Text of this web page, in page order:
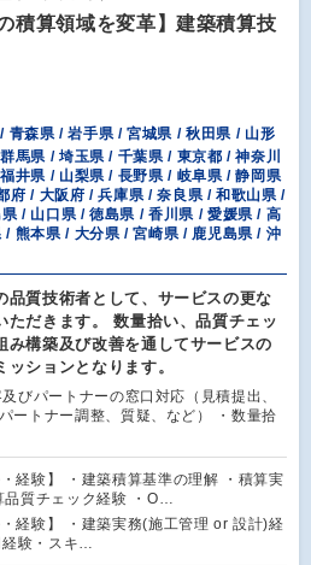
積算領域を変革】建築積算技
青森県 / 岩手県 / 宮城県 / 秋田県 / 山形
馬県 / 埼玉県 / 千葉県 / 東京都 / 神奈川
井県 / 山梨県 / 長野県 / 岐阜県 / 静岡県
府 / 大阪府 / 兵庫県 / 奈良県 / 和歌山県 /
/ 山口県 / 徳島県 / 香川県 / 愛媛県 / 高
熊本県 / 大分県 / 宮崎県 / 鹿児島県 / 沖
品質技術者として、サービスの更な
ただきます。 数量拾い、品質チェッ
み構築及び改善を通してサービスの
ションとなります。
びパートナーの窓口対応（見積提出、
ートナー調整、質疑、など） ・数量拾
・経験】 ・建築積算基準の理解 ・積算実
品質チェック経験 ・O…
・経験】 ・建築実務(施工管理 or 設計)経
験・スキ…